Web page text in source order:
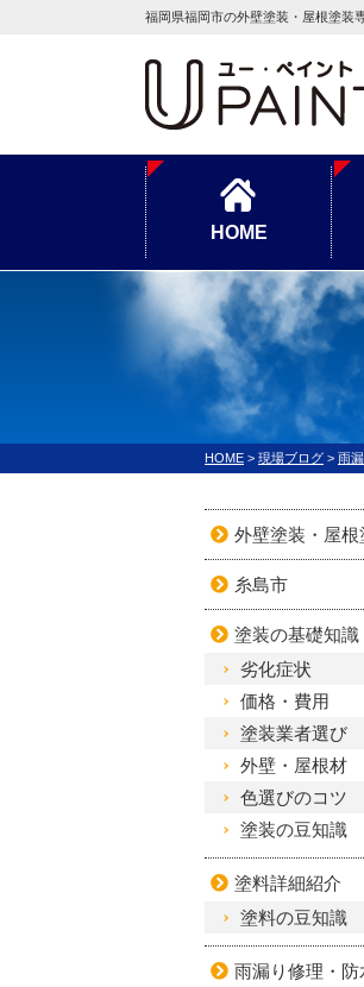
福岡県福岡市の外壁塗装・屋根塗装
HOME
HOME > 現場ブログ > 雨
外壁塗装・屋根
糸島市
塗装の基礎知識
劣化症状
価格・費用
塗装業者選び
外壁・屋根材
色選びのコツ
塗装の豆知識
塗料詳細紹介
塗料の豆知識
雨漏り修理・防